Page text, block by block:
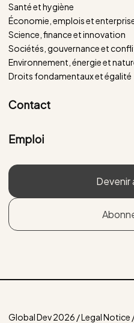
Santé et hygiène
Économie, emplois et
Science, finance et innovation
Sociétés, gouvernance et
Environnement, énergie et
Droits fondamentaux et égalité
Contact
Emploi
Devenir
Global Dev 2026 / Legal